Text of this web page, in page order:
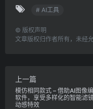
# AI工具
© 版权声明
文章版权归作者所有，未经
上一篇
模仿相同款式 – 借助AI图像
软件，享受多样化的智能滤
动感特效